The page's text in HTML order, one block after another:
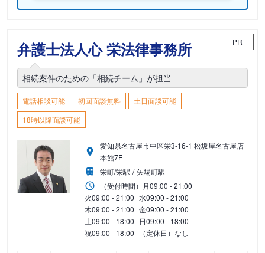
弁護士法人心 栄法律事務所 PR
相続案件のための「相続チーム」が担当
電話相談可能 初回面談無料
土日面談可能
18時以降面談可能
愛知県名古屋市中区栄3-16-1 松坂屋名古屋店
本館7F
栄町/栄駅
矢場町駅
（受付時間） 月09:00 - 21:00
火09:00 - 21:00 水09:00 - 21:00
木09:00 - 21:00 金09:00 - 21:00
土09:00 - 18:00 日09:00 - 18:00
祝09:00 - 18:00 （定休日）なし